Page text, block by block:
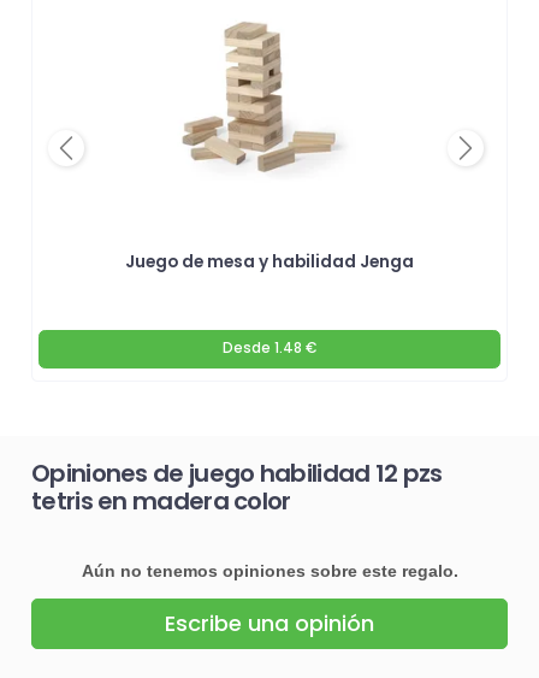
Juego de mesa y habilidad Jenga
Desde 1.48 €
Previous Next
Opiniones de juego habilidad 12 pzs
tetris en madera color
Aún no tenemos opiniones sobre este regalo.
Escribe una opinión